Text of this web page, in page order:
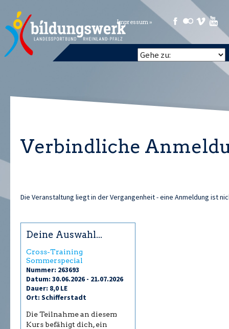
Impressum »
Verbindliche
Die Veranstaltung liegt in der Vergangenheit - eine Anmeldung ist
Deine Auswahl...
Cross-Training
Sommerspecial
Nummer: 263693
Datum: 30.06.2026 - 21.07.2026
Dauer: 8,0 LE
Ort: Schifferstadt
Die Teilnahme an diesem
Kurs befähigt dich, ein